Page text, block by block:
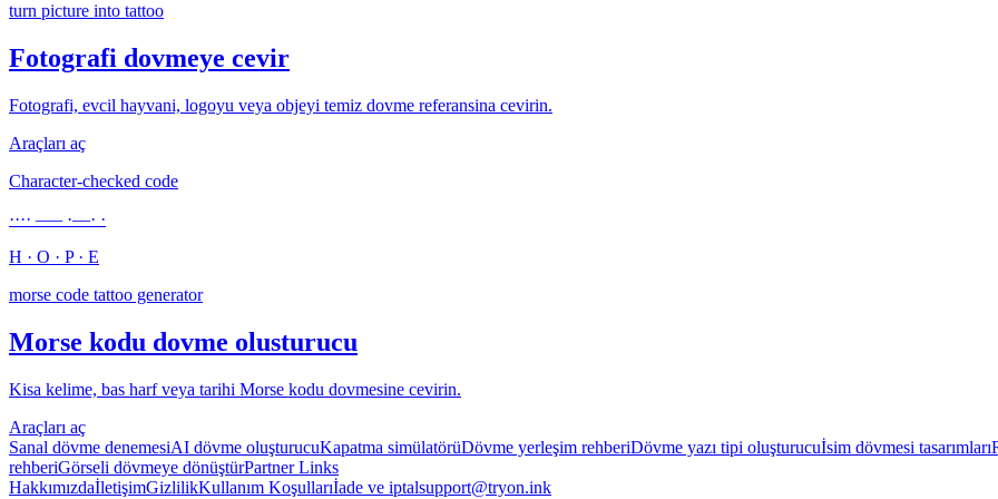
turn picture into tattoo
Fotografi dovmeye cevir
Fotografi, evcil hayvani, logoyu veya objeyi temiz dovme referansina cevirin.
Araçları aç
Character-checked code
···· ––– ·––· ·
H · O · P · E
morse code tattoo generator
Morse kodu dovme olusturucu
Kisa kelime, bas harf veya tarihi Morse kodu dovmesine cevirin.
Araçları aç
Sanal dövme denemesiAI dövme oluşturucuKapatma simülatörüDövme yerleşim rehberiDövme yazı tipi oluşturucuİsim dövmesi tasarımları
rehberiGörseli dövmeye dönüştürPartner Links
HakkımızdaİletişimGizlilikKullanım Koşullarıİade ve iptalsupport@tryon.ink